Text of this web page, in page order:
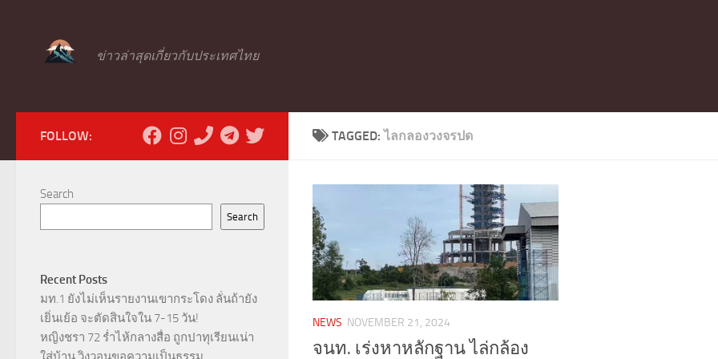
ข่าวล่าสุดเกี่ยวกับประเทศไทย
TAGGED:ไลกลองวงจรปด
NEWS NOVEMBER 21, 2024
จนท. เร่งหาหลักฐาน ไล่กล้อง
FOLLOW:
Search
Search
Recent Posts
มท.1 ยังไม่เห็นรายงานเขากระโดง ลั่นถ้ายัง
เยิ่นเย้อ จะตัดสินใจใน 7-15 วัน!
หญิงชรา 72 ร่ำไห้กลางสื่อ ถูกปาทุเรียนเน่า